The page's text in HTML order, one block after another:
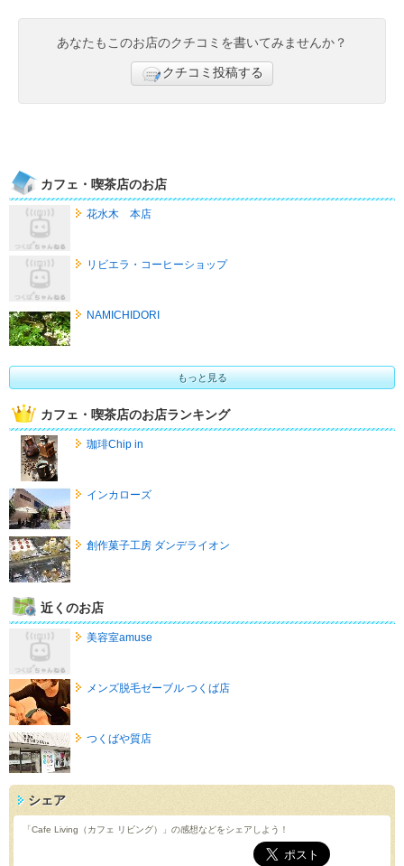
あなたもこのお店のクチコミを書いてみませんか？
クチコミ投稿する
カフェ・喫茶店のお店
花水木 本店
リビエラ・コーヒーショップ
NAMICHIDORI
もっと見る
カフェ・喫茶店のお店ランキング
珈琲Chip in
インカローズ
創作菓子工房 ダンデライオン
近くのお店
美容室amuse
メンズ脱毛ゼーブル つくば店
つくばや質店
シェア
「Cafe Living（カフェ リビング）」の感想などをシェアしよう！